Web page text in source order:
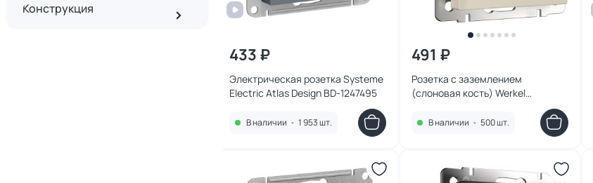
Конструкция
433 ₽
Электрическая розетка Systeme
Electric Atlas Design BD-1247495
В наличии • 1 953 шт.
491 ₽
Розетка с заземлением
(слоновая кость) Werkel
В наличии • 500 шт.